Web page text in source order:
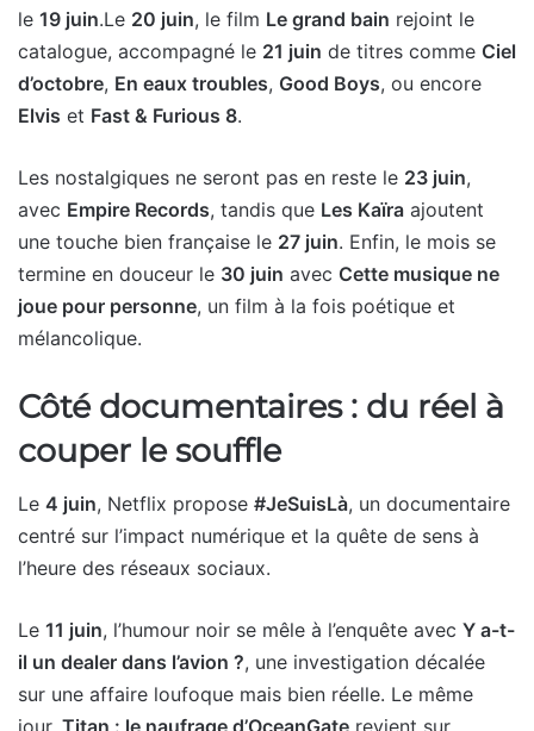
le 19 juin.Le 20 juin, le film Le grand bain rejoint le
catalogue, accompagné le 21 juin de titres comme Ciel
d’octobre, En eaux troubles, Good Boys, ou encore
Elvis et Fast & Furious 8.
Les nostalgiques ne seront pas en reste le 23 juin,
avec Empire Records, tandis que Les Kaïra ajoutent
une touche bien française le 27 juin. Enfin, le mois se
termine en douceur le 30 juin avec Cette musique ne
joue pour personne, un film à la fois poétique et
mélancolique.
Côté documentaires : du réel à
couper le souffle
Le 4 juin, Netflix propose #JeSuisLà, un documentaire
centré sur l’impact numérique et la quête de sens à
l’heure des réseaux sociaux.
Le 11 juin, l’humour noir se mêle à l’enquête avec Y a-t-
il un dealer dans l’avion ?, une investigation décalée
sur une affaire loufoque mais bien réelle. Le même